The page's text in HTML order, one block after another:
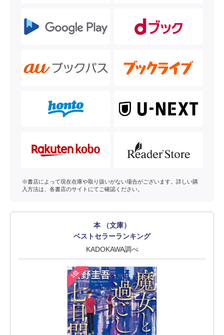
※書店によって現在在庫や取り扱いがない場合がございます。詳しい購
入方法は、各書店のサイトにてご確認ください。
本 （文庫）
ベストセラーランキング
KADOKAWA調べ
1位